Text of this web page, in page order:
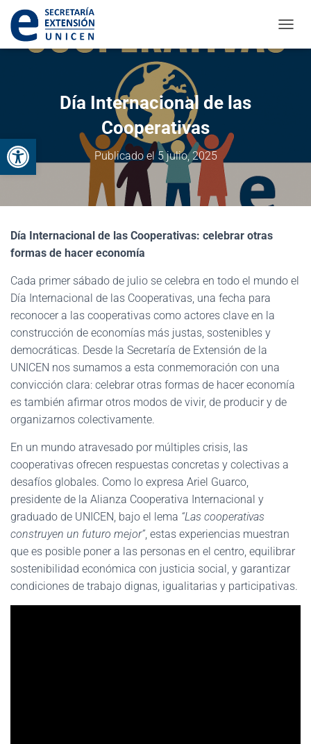
Abrir barra de herramientas
Día Internacional de las
Cooperativas
Publicado el5 julio, 2025
Día Internacional de las Cooperativas: celebrar otras
formas de hacer economía
Cada primer sábado de julio se celebra en todo el mundo el
Día Internacional de las Cooperativas, una fecha para
reconocer a las cooperativas como actores clave en la
construcción de economías más justas, sostenibles y
democráticas. Desde la Secretaría de Extensión de la
UNICEN nos sumamos a esta conmemoración con una
convicción clara: celebrar otras formas de hacer economía
es también afirmar otros modos de vivir, de producir y de
organizarnos colectivamente.
En un mundo atravesado por múltiples crisis, las
cooperativas ofrecen respuestas concretas y colectivas a
desafíos globales. Como lo expresa Ariel Guarco,
presidente de la Alianza Cooperativa Internacional y
graduado de UNICEN, bajo el lema “Las cooperativas
construyen un futuro mejor”, estas experiencias muestran
que es posible poner a las personas en el centro, equilibrar
sostenibilidad económica con justicia social, y garantizar
condiciones de trabajo dignas, igualitarias y participativas.